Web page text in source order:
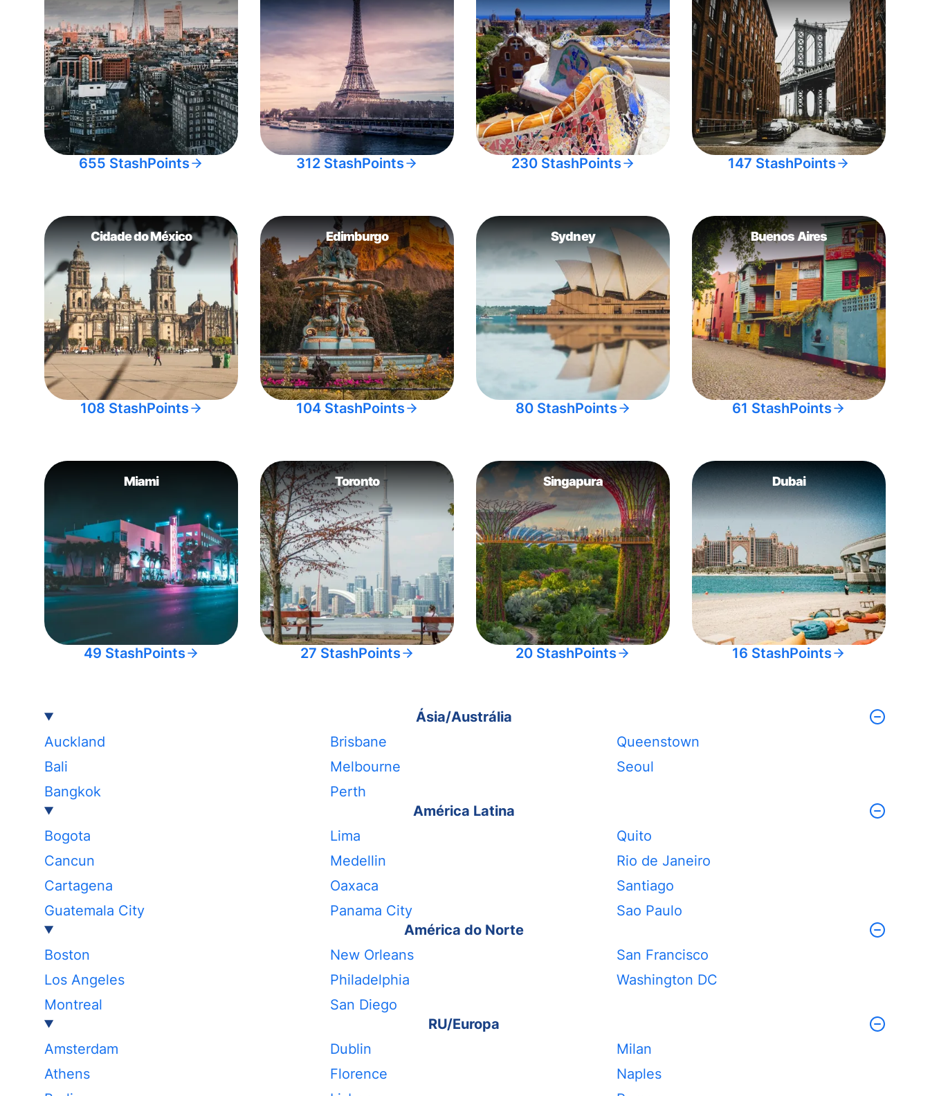
655 StashPoints 312 StashPoints 230 StashPoints 147 StashPoints
Cidade do México
108 StashPoints
Edimburgo
104 StashPoints
Sydney
80 StashPoints
Buenos Aires
61 StashPoints
Miami
49 StashPoints
Toronto
27 StashPoints
Singapura
20 StashPoints
Dubai
16 StashPoints
Ásia/Austrália
Auckland
Bali
Bangkok
Brisbane
Melbourne
Perth
Queenstown
Seoul
América Latina
Bogota
Cancun
Cartagena
Guatemala City
Lima
Medellin
Oaxaca
Panama City
Quito
Rio de Janeiro
Santiago
Sao Paulo
América do Norte
Boston
Los Angeles
Montreal
New Orleans
Philadelphia
San Diego
San Francisco
Washington DC
RU/Europa
Amsterdam
Athens
Dublin
Florence
Milan
Naples